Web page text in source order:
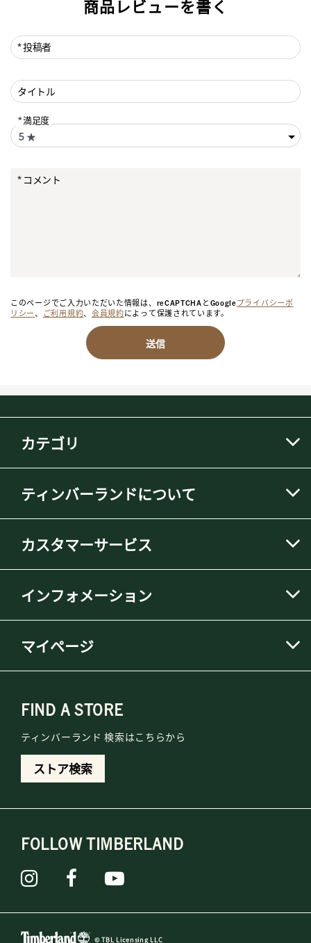
商品レビューを書く
投稿者
タイトル
満足度
コメント
このページでご入力いただいた情報は、reCAPTCHAとGoogleプライバシーポ
リシー、 ご利用規約、 会員規約によって保護されています。
送信
カテゴリ
ティンバーランドについて
カスタマーサービス
インフォメーション
マイページ
FIND A STORE
ティンバーランド 検索はこちらから
ストア検索
FOLLOW TIMBERLAND
© TBL Licensing LLC